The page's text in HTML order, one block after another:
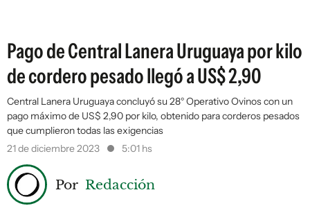
Pago de Central Lanera Uruguaya por kilo
de cordero pesado llegó a US$ 2,90
Central Lanera Uruguaya concluyó su 28° Operativo Ovinos con un
pago máximo de US$ 2,90 por kilo, obtenido para corderos pesados
que cumplieron todas las exigencias
21 de diciembre 2023
5:01 hs
Por Redacción